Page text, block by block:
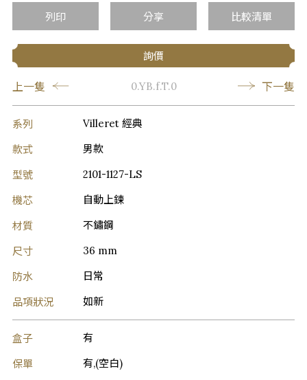
列印 分享 比較清單
詢價
上一隻 0.YB.f.T.0 下一隻
系列 Villeret 經典
款式 男款
型號 2101-1127-LS
機芯 自動上鍊
材質 不鏽鋼
尺寸 36 mm
防水 日常
品項狀況 如新
盒子 有
保單 有,(空白)